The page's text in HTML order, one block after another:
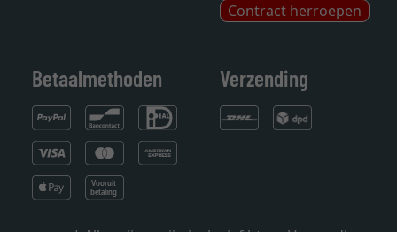
Contract herroepen
Betaalmethoden Verzending